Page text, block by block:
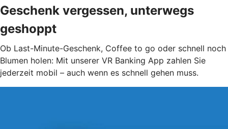
Geschenk vergessen, unterwegs
geshoppt
Ob Last-Minute-Geschenk, Coffee to go oder schnell noch
Blumen holen: Mit unserer VR Banking App zahlen Sie
jederzeit mobil – auch wenn es schnell gehen muss.